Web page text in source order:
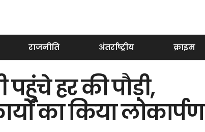
राजनीति अंतर्राष्ट्रीय क्राइम
पहुंचे हर की पौड़ी,
का किया लोकार्पण